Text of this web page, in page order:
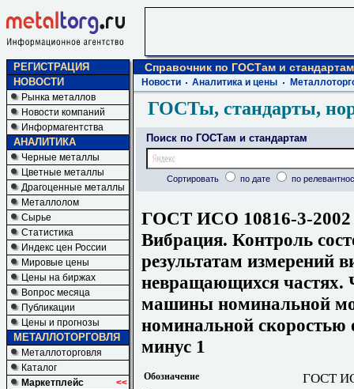
РЕГИСТРАЦИЯ
НОВОСТИ
Рынка металлов
Новости компаний
Информагентства
АНАЛИТИКА
Черные металлы
Цветные металлы
Драгоценные металлы
Металлолом
Сырье
Статистика
Индекс цен России
Мировые цены
Цены на биржах
Вопрос месяца
Публикации
Цены и прогнозы
МЕТАЛЛОТОРГОВЛЯ
Металлоторговля
Каталог
Маркетплейс
<<
Справочник по ГОСТам и стандартам
Новости Аналитика и цены
ГОСТы, стандарты,
Поиск по ГОСТам и стандартам
Сортировать по дате по
ГОСТ ИСО 10816-3-2002
Вибрация. Контроль
результатам измерений
невращающихся
машины номинальной
номинальной скоростью
минус 1
Обозначение ГОСТ